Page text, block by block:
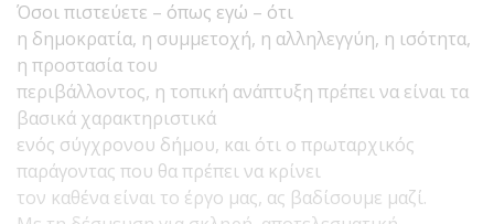
Όσοι πιστεύετε – όπως εγώ – ότι
η δημοκρατία, η συμμετοχή, η αλληλεγγύη, η ισότητα,
η προστασία του
περιβάλλοντος, η τοπική ανάπτυξη πρέπει να είναι τα
βασικά χαρακτηριστικά
ενός σύγχρονου δήμου, και ότι ο πρωταρχικός
παράγοντας που θα πρέπει να κρίνει
τον καθένα είναι το έργο μας, ας βαδίσουμε μαζί.